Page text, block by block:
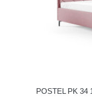
POSTEL PK 34